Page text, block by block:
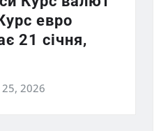
евро
21 січня,
25, 2026